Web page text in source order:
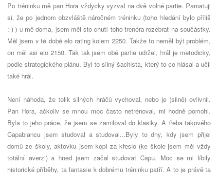
Po tréninku mě pan Hora vždycky vyzval na dvě volné partie. Pamatuji
si, že po jednom obzvláště náročném tréninku (toho hledání bylo příliš
:-) ) u mě doma, jsem měl sto chutí toho trenéra rozebrat na součástky.
Měl jsem v té době elo rating kolem 2250. Takže to neměl být problém,
on měl asi elo 2150. Tak tak jsem obě partie udržel, hrál je metodicky,
podle strategického plánu. Byl to silný šachista, který to co hlásal a učil
také hrál.
Není náhoda, že tolik silných hráčů vychoval, nebo je (silně) ovlivnil.
Pan Hora, ačkoliv se mnou moc často netrénoval, mi hodně pomohl.
Byla to jeho práce, že jsem se zamiloval do klasiky. A třeba takového
Capablancu jsem studoval a studoval...Byly to dny, kdy jsem přijel
domů ze školy, aktovku jsem kopl za křeslo (ke škole jsem měl vždy
totální averzi) a hned jsem začal studovat Capu. Moc se mi líbily
historické příběhy, ta fantasie k dobrému tréninku patří. A to je právě ta